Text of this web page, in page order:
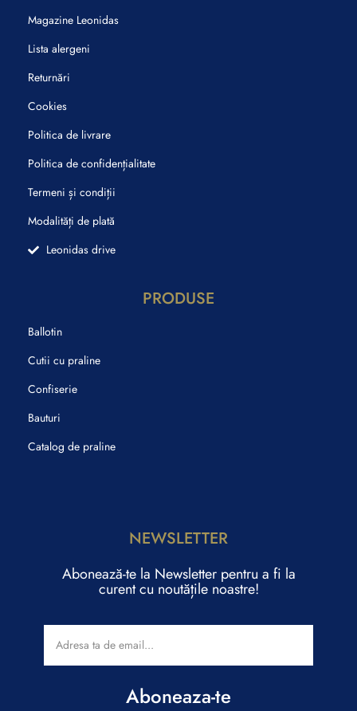
Magazine Leonidas
Lista alergeni
Returnări
Cookies
Politica de livrare
Politica de confidențialitate
Termeni și condiții
Modalități de plată
Leonidas drive
PRODUSE
Ballotin
Cutii cu praline
Confiserie
Bauturi
Catalog de praline
NEWSLETTER
Abonează-te la Newsletter pentru a fi la
curent cu noutățile noastre!
Aboneaza-te